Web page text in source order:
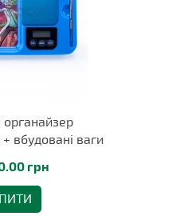
вбудовані ваги
грн